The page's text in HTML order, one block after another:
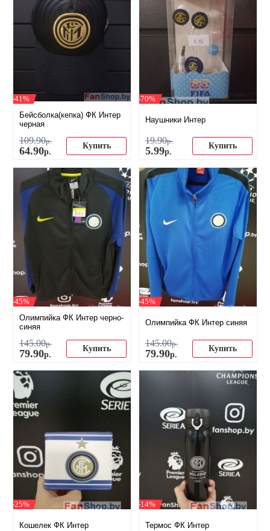
-41%
Бейсболка(кепка) ФК Интер
черная
109.90р.
64.90р.
Купить
-70%
Наушники Интер
19.90р.
5.99р.
Купить
-45%
Олимпийка ФК Интер черно-
синяя
145.00р.
79.90р.
Купить
-45%
Олимпийка ФК Интер синяя
145.00р.
79.90р.
Купить
-25%
Кошелек ФК Интер
-14%
Термос ФК Интер